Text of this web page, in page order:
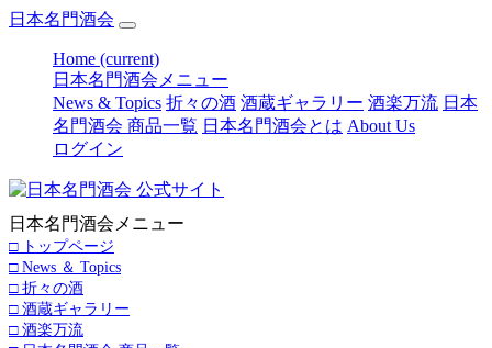
日本名門酒会
Home (current)
日本名門酒会メニュー
News & Topics 折々の酒 酒蔵ギャラリー 酒楽万流 日本
名門酒会 商品一覧 日本名門酒会とは About Us
ログイン
日本名門酒会メニュー
□ トップページ
□ News ＆ Topics
□ 折々の酒
□ 酒蔵ギャラリー
□ 酒楽万流